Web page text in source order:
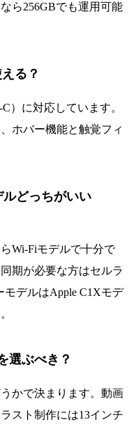
ら256GBでも運用可能
る？
）に対応しています。
ホバー機能と触覚フィ
どっちがいい
Wi-Fiモデルで十分で
期が必要な方はセルラ
デルはApple C1Xモデ
選ぶべき？
かで決まります。動画
スト制作には13インチ